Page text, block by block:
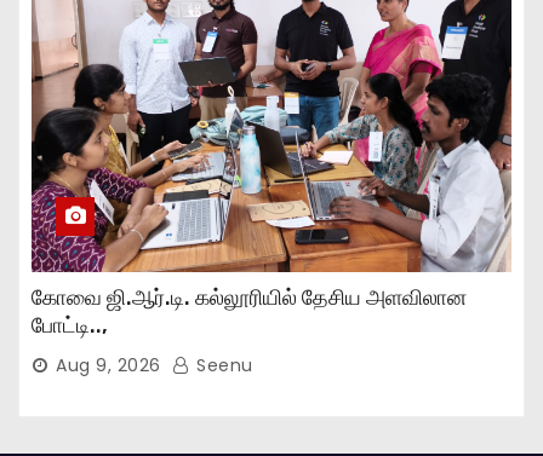
கோவை ஜி.ஆர்.டி. கல்லூரியில் தேசிய அளவிலான
போட்டி..,
Aug 9, 2026 Seenu